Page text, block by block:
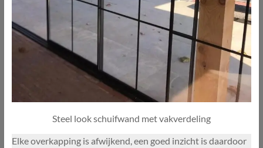
Steel look schuifwand met vakverdeling
Elke overkapping is afwijkend, een goed inzicht is daardoor